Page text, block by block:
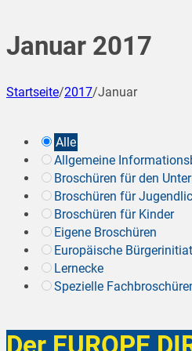
Januar 2017
Startseite/2017/Januar
Alle
Allgemeine
Broschüren für den
Broschüren für
Broschüren für Kinder
Eigene Broschüren
Europäische
Lernecke
Spezielle
Der EUROPE